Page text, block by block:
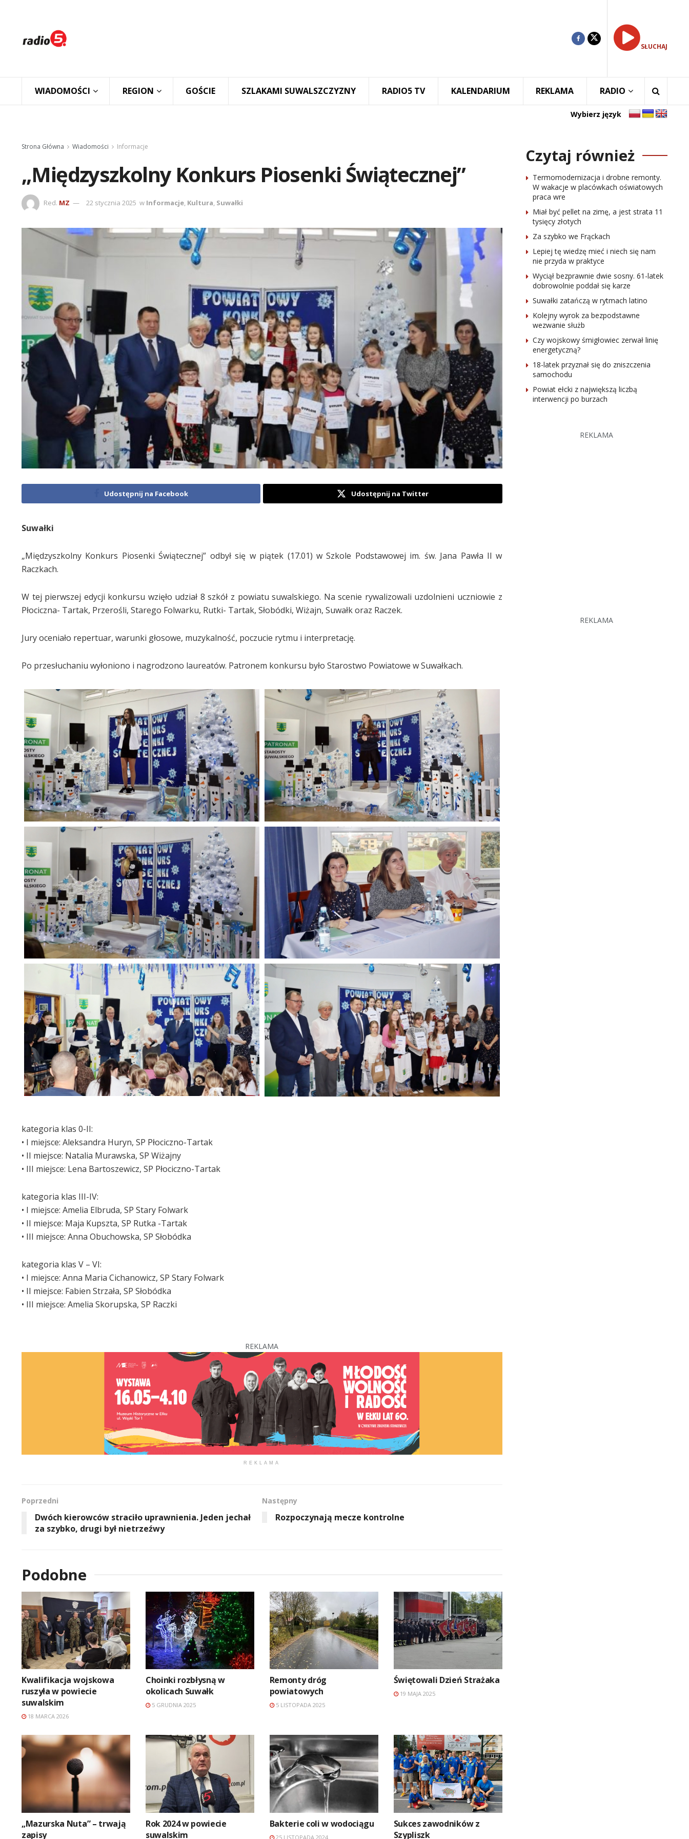
SŁUCHAJ
WIADOMOŚCI REGION GOŚCIE SZLAKAMI SUWALSZCZYZNY RADIO5 TV KALENDARIUM REKLAMA RADIO
Wybierz język
Strona Główna Wiadomości Informacje
„Międzyszkolny Konkurs Piosenki Świątecznej”
Red. MZ 22 stycznia 2025 w Informacje, Kultura, Suwałki
Udostępnij na Facebook Udostępnij na Twitter
Suwałki
„Międzyszkolny Konkurs Piosenki Świątecznej” odbył się w piątek (17.01) w Szkole Podstawowej im. św. Jana Pawła II w
Raczkach.
W tej pierwszej edycji konkursu wzięło udział 8 szkół z powiatu suwalskiego. Na scenie rywalizowali uzdolnieni uczniowie z
Płociczna- Tartak, Przerośli, Starego Folwarku, Rutki- Tartak, Słobódki, Wiżajn, Suwałk oraz Raczek.
Jury oceniało repertuar, warunki głosowe, muzykalność, poczucie rytmu i interpretację.
Po przesłuchaniu wyłoniono i nagrodzono laureatów. Patronem konkursu było Starostwo Powiatowe w Suwałkach.
kategoria klas 0-II:
• I miejsce: Aleksandra Huryn, SP Płociczno-Tartak
• II miejsce: Natalia Murawska, SP Wiżajny
• III miejsce: Lena Bartoszewicz, SP Płociczno-Tartak
kategoria klas III-IV:
• I miejsce: Amelia Elbruda, SP Stary Folwark
• II miejsce: Maja Kupszta, SP Rutka -Tartak
• III miejsce: Anna Obuchowska, SP Słobódka
kategoria klas V – VI:
• I miejsce: Anna Maria Cichanowicz, SP Stary Folwark
• II miejsce: Fabien Strzała, SP Słobódka
• III miejsce: Amelia Skorupska, SP Raczki
REKLAMA
REKLAMA
Poprzedni
Dwóch kierowców straciło uprawnienia. Jeden jechał
za szybko, drugi był nietrzeźwy
Następny
Rozpoczynają mecze kontrolne
Podobne
Kwalifikacja wojskowa
ruszyła w powiecie
suwalskim
18 MARCA 2026
Choinki rozbłysną w
okolicach Suwałk
5 GRUDNIA 2025
Remonty dróg
powiatowych
5 LISTOPADA 2025
Świętowali Dzień Strażaka
19 MAJA 2025
„Mazurska Nuta” – trwają
zapisy
Rok 2024 w powiecie
suwalskim
Bakterie coli w wodociągu
25 LISTOPADA 2024
Sukces zawodników z
Szypliszk
Czytaj również
Termomodernizacja i drobne remonty.
W wakacje w placówkach oświatowych
praca wre
Miał być pellet na zimę, a jest strata 11
tysięcy złotych
Za szybko we Frąckach
Lepiej tę wiedzę mieć i niech się nam
nie przyda w praktyce
Wyciął bezprawnie dwie sosny. 61-latek
dobrowolnie poddał się karze
Suwałki zatańczą w rytmach latino
Kolejny wyrok za bezpodstawne
wezwanie służb
Czy wojskowy śmigłowiec zerwał linię
energetyczną?
18-latek przyznał się do zniszczenia
samochodu
Powiat ełcki z największą liczbą
interwencji po burzach
REKLAMA
REKLAMA